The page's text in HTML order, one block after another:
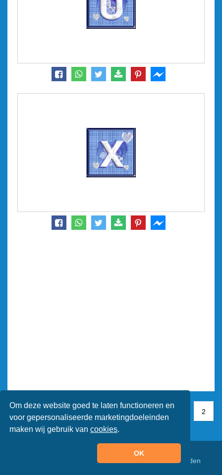
Om deze website goed te laten functioneren en
voor gepersonaliseerde marketingdoeleinden
maken wij gebruik vancookies.
OK
2
© Animaatjes.nl - 2005/2026 - Alle rechten voorbehouden